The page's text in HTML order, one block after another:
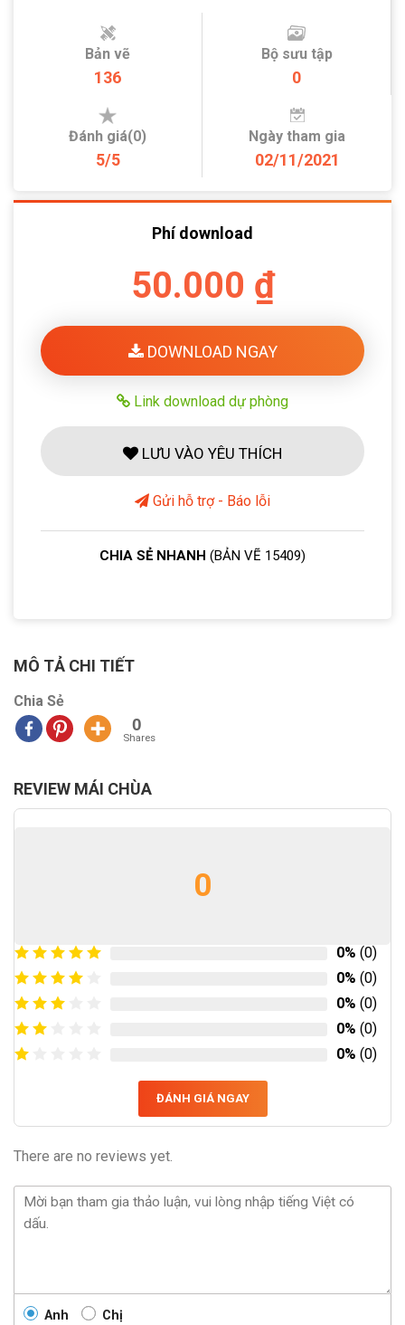
Bản vẽ
136
Bộ sưu tập
0
Đánh giá(0)
5/5
Ngày tham gia
02/11/2021
Phí download
50.000 ₫
DOWNLOAD NGAY
Link download dự phòng
LƯU VÀO YÊU THÍCH
Gửi hỗ trợ - Báo lỗi
CHIA SẺ NHANH (BẢN VẼ 15409)
MÔ TẢ CHI TIẾT
Chia Sẻ
0
Shares
REVIEW MÁI CHÙA
0
0% (0)
0% (0)
0% (0)
0% (0)
0% (0)
ĐÁNH GIÁ NGAY
There are no reviews yet.
Anh Chị